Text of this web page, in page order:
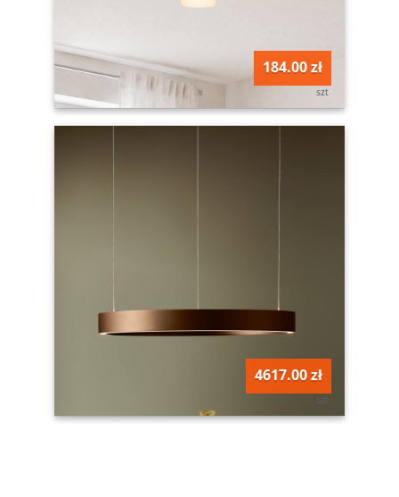
184.00 zł
szt
4617.00 zł
szt